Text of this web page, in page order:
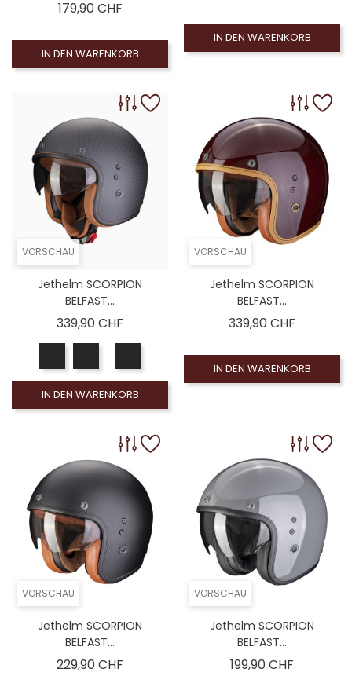
179,90 CHFPreis
IN DEN WARENKORB
IN DEN WARENKORB
VORSCHAU
Jethelm SCORPION
BELFAST...
339,90 CHF
IN DEN WARENKORB
VORSCHAU
Jethelm SCORPION
BELFAST...
339,90 CHF
IN DEN WARENKORB
VORSCHAU
Jethelm SCORPION
BELFAST...
229,90 CHF
VORSCHAU
Jethelm SCORPION
BELFAST...
199,90 CHF